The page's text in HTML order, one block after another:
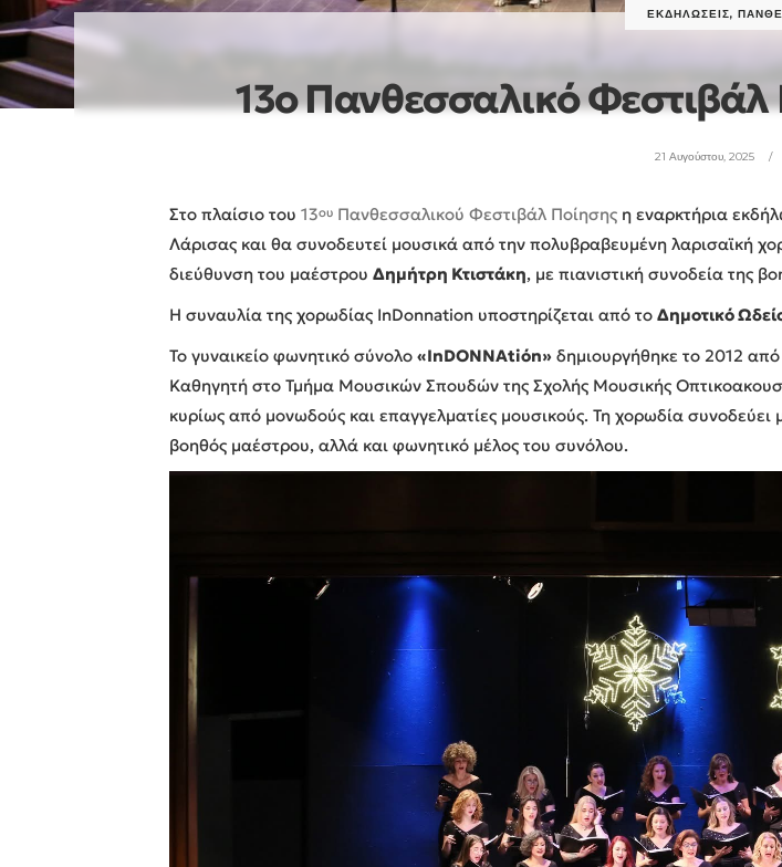
ΕΚΔΗΛΏΣΕΙΣ,
13ο Πανθεσσαλικό
21 Αυγούστου, 2025
Στο πλαίσιο του13ου Πανθεσσαλικού Φεστιβάλ Ποίησης η εναρκτήρια
Λάρισας και θα συνοδευτεί μουσικά από την πολυβραβευμένη λαρισαϊκή
διεύθυνση του μαέστρουΔημήτρη Κτιστάκη, με πιανιστική συνοδεία της
Η συναυλία της χορωδίας InDonnation υποστηρίζεται από τοΔημοτικό
Το γυναικείο φωνητικό σύνολο«InDONNAtiόn» δημιουργήθηκε το 2012
Καθηγητή στο Τμήμα Μουσικών Σπουδών της Σχολής Μουσικής
κυρίως από μονωδούς και επαγγελματίες μουσικούς. Τη χορωδία
βοηθός μαέστρου, αλλά και φωνητικό μέλος του συνόλου.